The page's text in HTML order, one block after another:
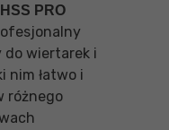
PRO
do wiertarek i
nim łatwo i
różnego